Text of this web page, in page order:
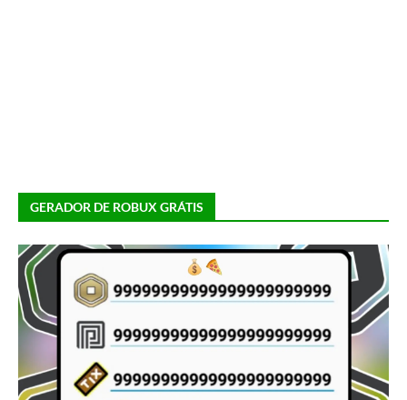
GERADOR DE ROBUX GRÁTIS